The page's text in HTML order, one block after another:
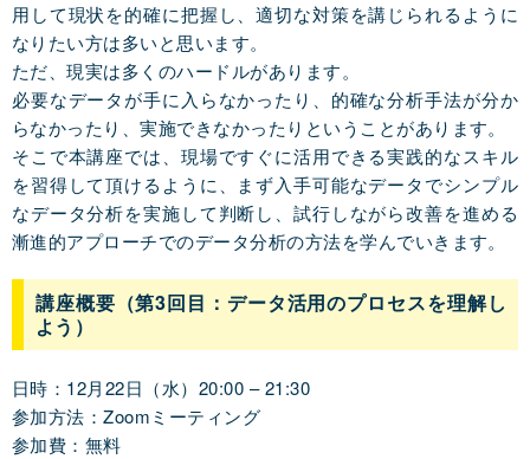
用して現状を的確に把握し、適切な対策を講じられるように
なりたい方は多いと思います。
ただ、現実は多くのハードルがあります。
必要なデータが手に入らなかったり、的確な分析手法が分か
らなかったり、実施できなかったりということがあります。
そこで本講座では、現場ですぐに活用できる実践的なスキル
を習得して頂けるように、まず入手可能なデータでシンプル
なデータ分析を実施して判断し、試行しながら改善を進める
漸進的アプローチでのデータ分析の方法を学んでいきます。
講座概要（第3回目：データ活用のプロセスを理解し
よう）
日時：12月22日（水）20:00 – 21:30
参加方法：Zoomミーティング
参加費：無料